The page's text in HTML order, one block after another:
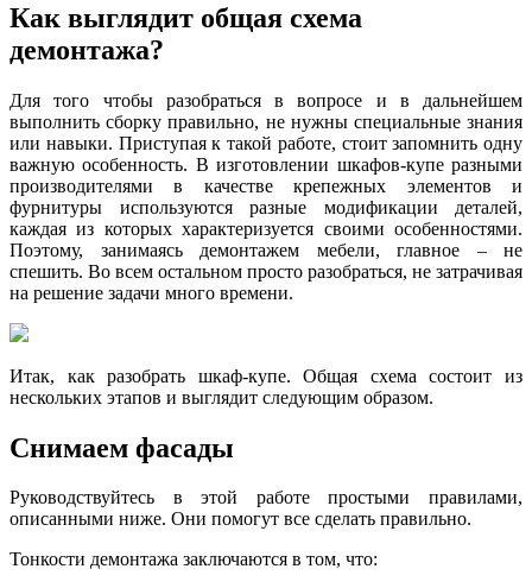
Как выглядит общая схема
демонтажа?
Для того чтобы разобраться в вопросе и в дальнейшем
выполнить сборку правильно, не нужны специальные знания
или навыки. Приступая к такой работе, стоит запомнить одну
важную особенность. В изготовлении шкафов-купе разными
производителями в качестве крепежных элементов и
фурнитуры используются разные модификации деталей,
каждая из которых характеризуется своими особенностями.
Поэтому, занимаясь демонтажем мебели, главное – не
спешить. Во всем остальном просто разобраться, не затрачивая
на решение задачи много времени.
Итак, как разобрать шкаф-купе. Общая схема состоит из
нескольких этапов и выглядит следующим образом.
Снимаем фасады
Руководствуйтесь в этой работе простыми правилами,
описанными ниже. Они помогут все сделать правильно.
Тонкости демонтажа заключаются в том, что: